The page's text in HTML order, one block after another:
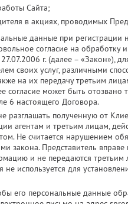
Сайта;
в акциях, проводимых
данные при
согласие на обработку
г. (далее – «Закон»),
своих услуг, различными
на их передачу третьим
согласие может быть
6 настоящего Договора.
разглашать полученную от
агентам и третьим лицам,
Не считается нарушением
закона. Представитель вправе
и не передаются третьим
используется для
его персональные данные